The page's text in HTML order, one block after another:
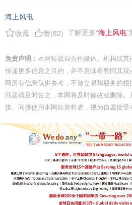
海上风电
收藏
赞(82) 了解更多“海上风电”
免责声明： 本网转载自合作媒体、机构或
传递更多信息之目的，并不意味着赞同其
网所有信息仅供参考，不做交易和服务的
问题请及时告之，本网将及时修改或删除
接、间接使用本网站资料者，视为自愿接受